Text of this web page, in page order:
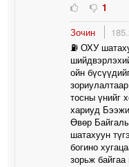
1
Зочин
⛽️ ОХУ
ойн
тосны үнийг
хариуд
Өвөр
шатахуун
богино
зорьж байгаа